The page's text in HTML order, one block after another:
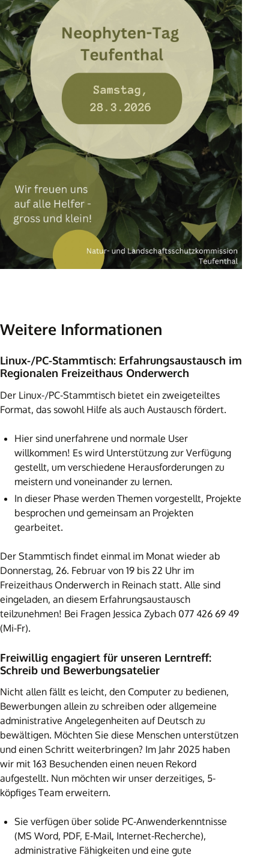
Weitere Informationen
Linux-/PC-Stammtisch: Erfahrungsaustausch im
Regionalen Freizeithaus Onderwerch
Der Linux-/PC-Stammtisch bietet ein zweigeteiltes
Format, das sowohl Hilfe als auch Austausch fördert.
Hier sind unerfahrene und normale User
willkommen! Es wird Unterstützung zur Verfügung
gestellt, um verschiedene Herausforderungen zu
meistern und voneinander zu lernen.
In dieser Phase werden Themen vorgestellt, Projekte
besprochen und gemeinsam an Projekten
gearbeitet.
Der Stammtisch findet einmal im Monat wieder ab
Donnerstag, 26. Februar von 19 bis 22 Uhr im
Freizeithaus Onderwerch in Reinach statt. Alle sind
eingeladen, an diesem Erfahrungsaustausch
teilzunehmen! Bei Fragen Jessica Zybach 077 426 69 49
(Mi-Fr).
Freiwillig engagiert für unseren Lerntreff:
Schreib und Bewerbungsatelier
Nicht allen fällt es leicht, den Computer zu bedienen,
Bewerbungen allein zu schreiben oder allgemeine
administrative Angelegenheiten auf Deutsch zu
bewältigen. Möchten Sie diese Menschen unterstützen
und einen Schritt weiterbringen? Im Jahr 2025 haben
wir mit 163 Besuchenden einen neuen Rekord
aufgestellt. Nun möchten wir unser derzeitiges, 5-
köpfiges Team erweitern.
Sie verfügen über solide PC-Anwenderkenntnisse
(MS Word, PDF, E-Mail, Internet-Recherche),
administrative Fähigkeiten und eine gute